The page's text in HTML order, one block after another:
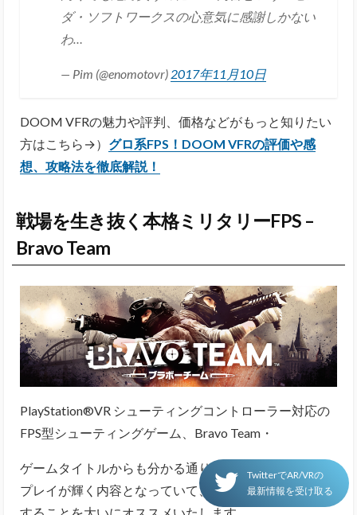
ダ・ソフトワークスの心意気に感謝しかない
わ…
— Pim (@enomotovr) 2017年11月10日
DOOM VFRの魅力や評判、価格などがもっと知りたい
方はこちら→） グロ系FPS！DOOM VFRの評価や感
想、攻略法を徹底解説！
戦場を生き抜く本格ミリタリーFPS –
Bravo Team
PlayStation®VR シューティングコントローラー対応の
FPS型シューティングゲーム、Bravo Team・
ゲームタイトルからも分かる通り、このゲームはペア
プレイが輝く内容となっていて、友人と二人でプレイ
TwitterでAR/VRの
最新情報を受け取る